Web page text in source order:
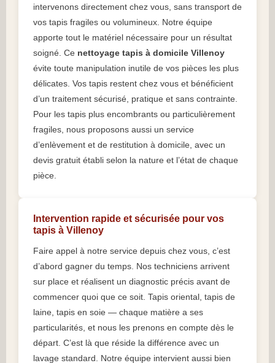
intervenons directement chez vous, sans transport de
vos tapis fragiles ou volumineux. Notre équipe
apporte tout le matériel nécessaire pour un résultat
soigné. Ce nettoyage tapis à domicile Villenoy
évite toute manipulation inutile de vos pièces les plus
délicates. Vos tapis restent chez vous et bénéficient
d’un traitement sécurisé, pratique et sans contrainte.
Pour les tapis plus encombrants ou particulièrement
fragiles, nous proposons aussi un service
d’enlèvement et de restitution à domicile, avec un
devis gratuit établi selon la nature et l’état de chaque
pièce.
Intervention rapide et sécurisée pour vos
tapis à Villenoy
Faire appel à notre service depuis chez vous, c’est
d’abord gagner du temps. Nos techniciens arrivent
sur place et réalisent un diagnostic précis avant de
commencer quoi que ce soit. Tapis oriental, tapis de
laine, tapis en soie — chaque matière a ses
particularités, et nous les prenons en compte dès le
départ. C’est là que réside la différence avec un
lavage standard. Notre équipe intervient aussi bien